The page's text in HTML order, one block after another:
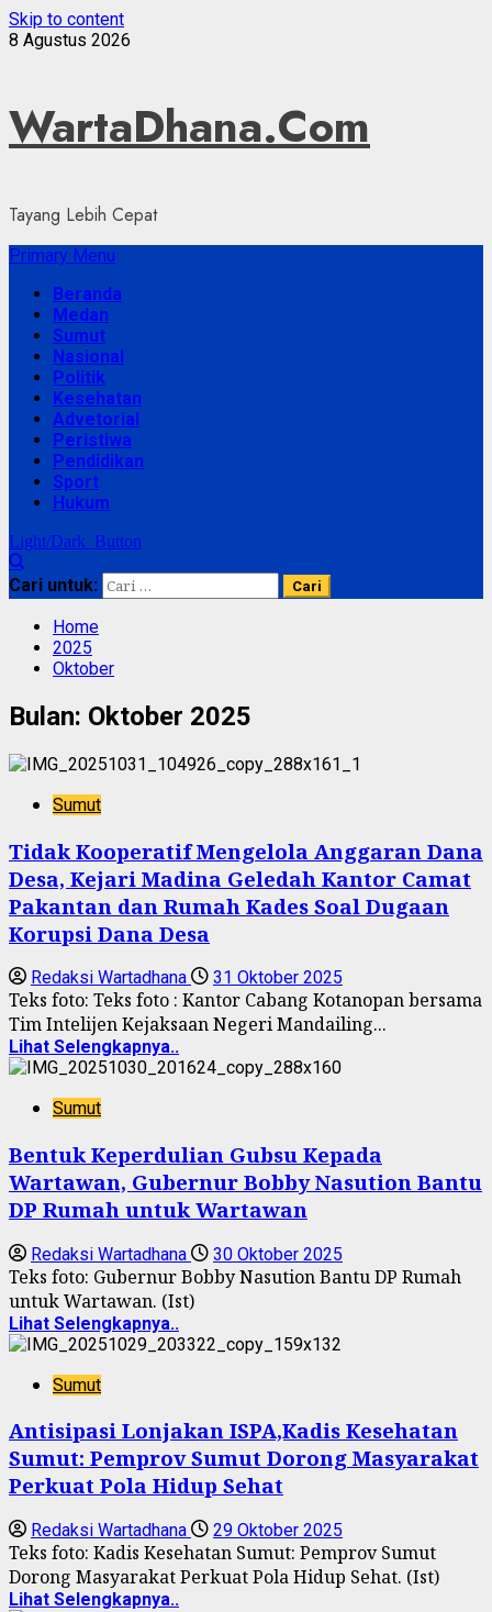
Skip to content
8 Agustus 2026
WartaDhana.Com
Tayang Lebih Cepat
Primary Menu
Beranda
Medan
Sumut
Nasional
Politik
Kesehatan
Advetorial
Peristiwa
Pendidikan
Sport
Hukum
Light/Dark Button
Cari untuk:
Home
2025
Oktober
Bulan: Oktober 2025
Sumut
‎Tidak Kooperatif Mengelola Anggaran Dana
Desa, Kejari Madina Geledah Kantor Camat
Pakantan dan Rumah Kades Soal Dugaan
Korupsi Dana Desa
Redaksi Wartadhana 31 Oktober 2025
Teks foto: ‎Teks foto : Kantor Cabang Kotanopan bersama
Tim Intelijen Kejaksaan Negeri Mandailing...
Lihat Selengkapnya..
Sumut
Bentuk Keperdulian Gubsu Kepada
Wartawan, Gubernur Bobby Nasution Bantu
DP Rumah untuk Wartawan
Redaksi Wartadhana 30 Oktober 2025
Teks foto: Gubernur Bobby Nasution Bantu DP Rumah
untuk Wartawan. (Ist)
Lihat Selengkapnya..
Sumut
Antisipasi Lonjakan ISPA,Kadis Kesehatan
Sumut: Pemprov Sumut Dorong Masyarakat
Perkuat Pola Hidup Sehat
Redaksi Wartadhana 29 Oktober 2025
Teks foto: Kadis Kesehatan Sumut: Pemprov Sumut
Dorong Masyarakat Perkuat Pola Hidup Sehat. (Ist)
Lihat Selengkapnya..